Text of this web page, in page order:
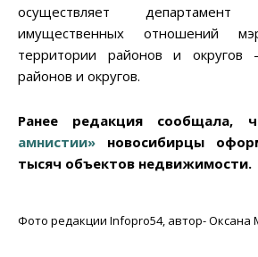
осуществляет
имущественных отношений
территории районов и округов
районов и округов.
Ранее редакция сообщала,
амнистии» новосибирцы
тысяч объектов недвижимости.
Фото редакции Infopro54, автор- Оксана